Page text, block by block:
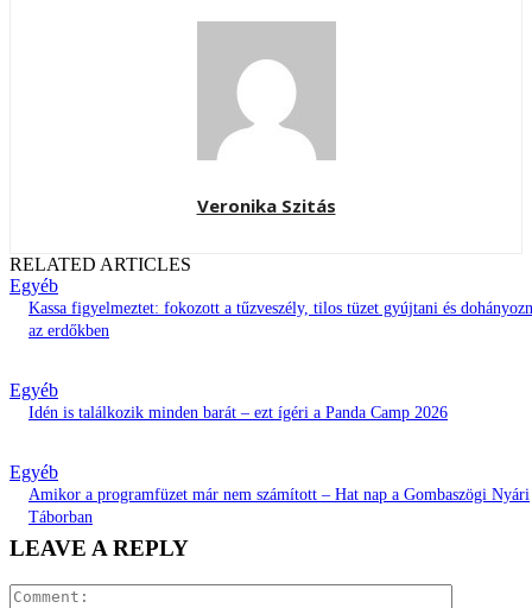
Veronika Szitás
RELATED ARTICLES
Egyéb
Kassa figyelmeztet: fokozott a tűzveszély, tilos tüzet gyújtani és
az erdőkben
Egyéb
Idén is találkozik minden barát – ezt ígéri a Panda Camp 2026
Egyéb
Amikor a programfüzet már nem számított – Hat nap a Gombaszögi Nyári
Táborban
LEAVE A REPLY